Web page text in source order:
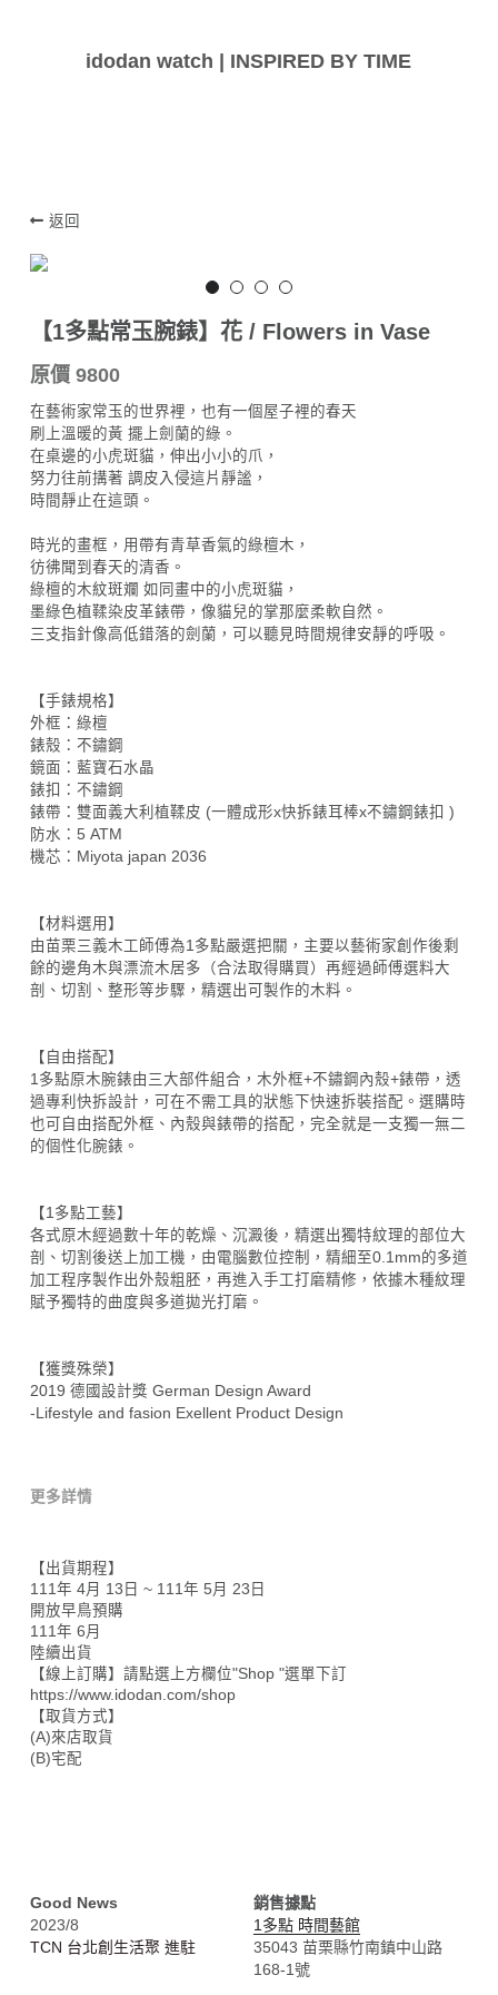
idodan watch | INSPIRED BY TIME
返回
【1多點常玉腕錶】花 / Flowers in Vase
原價 9800
在藝術家常玉的世界裡，也有一個屋子裡的春天
刷上溫暖的黃 擺上劍蘭的綠。
在桌邊的小虎斑貓，伸出小小的爪，
努力往前搆著 調皮入侵這片靜謐，
時間靜止在這頭。
時光的畫框，用帶有青草香氣的綠檀木，
彷彿聞到春天的清香。
綠檀的木紋斑斕 如同畫中的小虎斑貓，
墨綠色植鞣染皮革錶帶，像貓兒的掌那麼柔軟自然。
三支指針像高低錯落的劍蘭，可以聽見時間規律安靜的呼吸。
【手錶規格】
外框：綠檀
錶殼：不鏽鋼
鏡面：藍寶石水晶
錶扣：不鏽鋼
錶帶：雙面義大利植鞣皮 (一體成形x快拆錶耳棒x不鏽鋼錶扣 )
防水：5 ATM
機芯：Miyota japan 2036
【材料選用】
由苗栗三義木工師傅為1多點嚴選把關，主要以藝術家創作後剩
餘的邊角木與漂流木居多（合法取得購買）再經過師傅選料大
剖、切割、整形等步驟，精選出可製作的木料。
【自由搭配】
1多點原木腕錶由三大部件組合，木外框+不鏽鋼內殼+錶帶，透
過專利快拆設計，可在不需工具的狀態下快速拆裝搭配。選購時
也可自由搭配外框、內殼與錶帶的搭配，完全就是一支獨一無二
的個性化腕錶。
【1多點工藝】
各式原木經過數十年的乾燥、沉澱後，精選出獨特紋理的部位大
剖、切割後送上加工機，由電腦數位控制，精細至0.1mm的多道
加工程序製作出外殼粗胚，再進入手工打磨精修，依據木種紋理
賦予獨特的曲度與多道拋光打磨。
【獲獎殊榮】
2019 德國設計獎 German Design Award
-Lifestyle and fasion Exellent Product Design
更多詳情
【出貨期程】
111年 4月 13日 ~ 111年 5月 23日
開放早鳥預購
111年 6月
陸續出貨
【線上訂購】請點選上方欄位"Shop "選單下訂
https://www.idodan.com/shop
【取貨方式】
(A)來店取貨
(B)宅配
Good News
2023/8
TCN 台北創生活聚 進駐
銷售據點
1多點 時間藝館
35043 苗栗縣竹南鎮中山路
168-1號